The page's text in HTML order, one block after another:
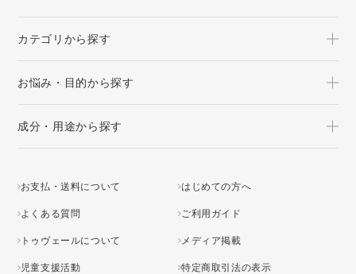
カテゴリから探す
お悩み・目的から探す
成分・用途から探す
お支払・送料について はじめての方へ
よくある質問 ご利用ガイド
トゥヴェールについて メディア掲載
児童支援活動 特定商取引法の表示